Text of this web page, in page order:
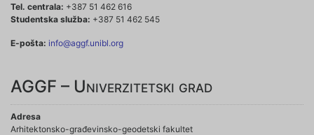
Tel. centrala: +387 51 462 616
Studentska služba: +387 51 462 545
E-pošta: info@aggf.unibl.org
AGGF – Univerzitetski grad
Adresa
Arhitektonsko-građevinsko-geodetski fakultet